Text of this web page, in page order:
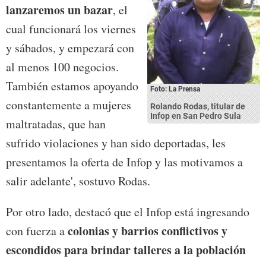
Foto: La Prensa
Rolando Rodas, titular de
Infop en San Pedro Sula
lanzaremos un bazar, el
cual funcionará los viernes
y sábados, y empezará con
al menos 100 negocios.
También estamos apoyando
constantemente a mujeres
maltratadas, que han
sufrido violaciones y han sido deportadas, les
presentamos la oferta de Infop y las motivamos a
salir adelante', sostuvo Rodas.
Por otro lado, destacó que el Infop está ingresando
con fuerza acolonias y barrios conflictivos y
escondidos para brindar talleres a la población